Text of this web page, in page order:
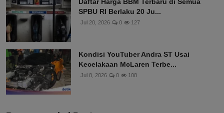
SPBU RI Berlaku 20 Ju...
Jul 20, 2026 0 127
Kondisi YouTuber Andra ST Usai
Kecelakaan McLaren Terbe...
Jul 8, 2026 0 108